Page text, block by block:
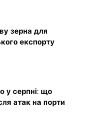
зерна для
експорту
у серпні: що
атак на порти